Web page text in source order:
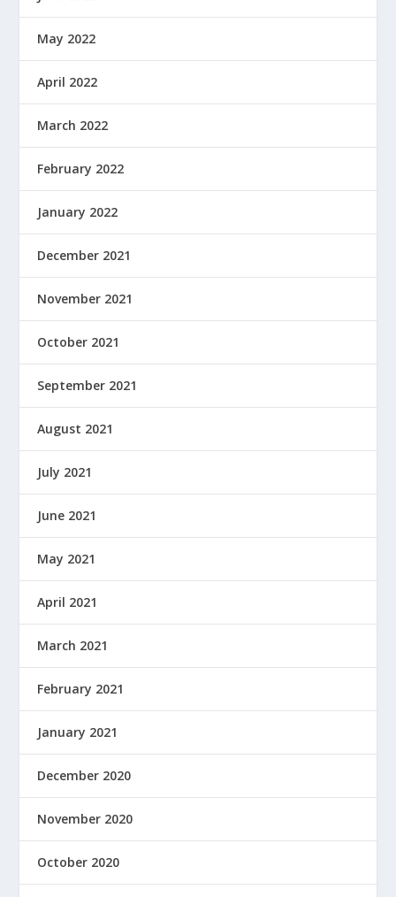
May 2022
April 2022
March 2022
February 2022
January 2022
December 2021
November 2021
October 2021
September 2021
August 2021
July 2021
June 2021
May 2021
April 2021
March 2021
February 2021
January 2021
December 2020
November 2020
October 2020